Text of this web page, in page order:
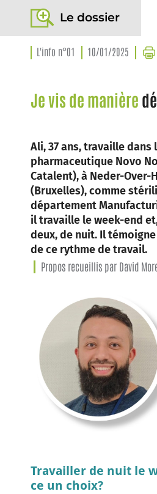
Le dossier
L'info n°01 10/01/2025
Je vis de manière
Ali, 37 ans, travaille dans
pharmaceutique Novo
Catalent), à Neder-Over-
(Bruxelles), comme
département
il travaille le week-end
deux, de nuit. Il
de ce rythme de travail.
Propos recueillis par David
Travailler de nuit le
ce un choix?